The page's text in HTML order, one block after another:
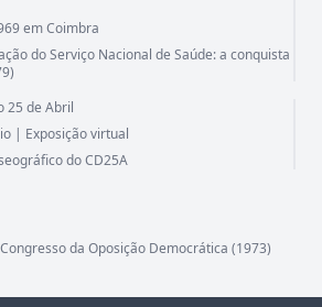
em Coimbra
do Serviço Nacional de Saúde: a conquista
25 de Abril
| Exposição virtual
do CD25A
da Oposição Democrática (1973)